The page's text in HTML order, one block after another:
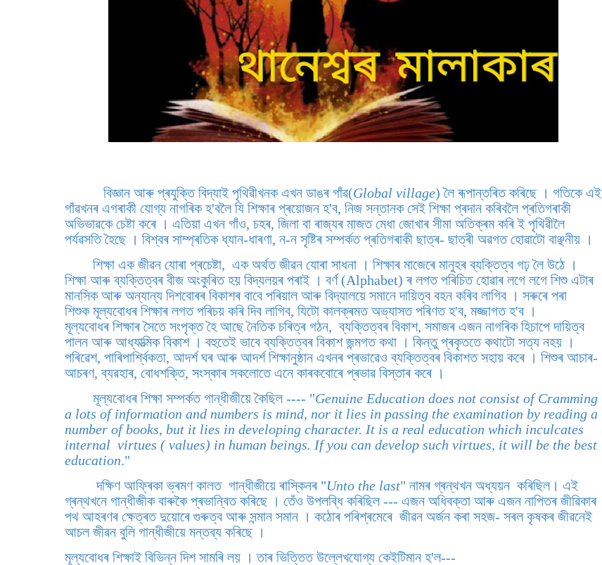
বিজ্ঞান আৰু প্ৰযুক্তি বিদ্যাই পৃথিৱীখনক এখন ডাঙৰ গাঁৱ(Global village) লৈ ৰূপান্তৰিত কৰিছে । গতিকে এই
গাঁৱখনৰ এগৰাকী যোগ্য নাগৰিক হ'বলৈ যি শিক্ষাৰ প্ৰয়োজন হ'ব, নিজ সন্তানক সেই শিক্ষা প্ৰদান কৰিবলৈ প্ৰতিগৰাকী
অভিভাৱকে চেষ্টা কৰে । এতিয়া এখন গাঁও, চহৰ, জিলা বা ৰাজ্যৰ মাজত মেধা জোখাৰ সীমা অতিক্ৰম কৰি ই পৃথিৱীলৈ
পৰ্যৱসতি হৈছে । বিশ্বৰ সাম্প্ৰতিক ধ্যান-ধাৰণা, ন-ন সৃষ্টিৰ সম্পৰ্কত প্ৰতিগৰাকী ছাত্ৰ- ছাত্ৰী অৱগত হোৱাটো বাঞ্ছনীয় ।
শিক্ষা এক জীৱন যোৰা প্ৰচেষ্টা, এক অৰ্থত জীৱন যোৰা সাধনা । শিক্ষাৰ মাজেৰে মানুহৰ ব্যক্তিত্ব গঢ় লৈ উঠে ।
শিক্ষা আৰু ব্যক্তিত্বৰ বীজ অংকুৰিত হয় বিদ্যলয়ৰ পৰাই । বৰ্ণ (Alphabet) ৰ লগত পৰিচিত হোৱাৰ লগে লগে শিশু এটাৰ
মানসিক আৰু অন্যান্য দিশবোৰৰ বিকাশৰ বাবে পৰিয়াল আৰু বিদ্যালয়ে সমানে দায়িত্ব বহন কৰিব লাগিব । সৰুৰে পৰা
শিশুক মূল্যবোধৰ শিক্ষাৰ লগত পৰিচয় কৰি দিব লাগিব, যিটো কালক্ৰমত অভ্যাসত পৰিণত হ'ব, মজ্জাগত হ'ব ।
মূল্যবোধৰ শিক্ষাৰ সৈতে সংপৃক্ত হৈ আছে নৈতিক চৰিত্ৰ গঠন, ব্যক্তিত্বৰ বিকাশ, সমাজৰ এজন নাগৰিক হিচাপে দায়িত্ব
পালন আৰু আধ্যাত্মিক বিকাশ । বহুতেই ভাবে ব্যক্তিত্বৰ বিকাশ জন্মগত কথা । কিন্তু প্ৰকৃততে কথাটো সত্য নহয় ।
পৰিৱেশ, পাৰিপাৰ্শ্বিকতা, আদৰ্শ ঘৰ আৰু আদৰ্শ শিক্ষানুষ্ঠান এখনৰ প্ৰভাৱেও ব্যক্তিত্বৰ বিকাশত সহায় কৰে । শিশুৰ আচাৰ-
আচৰণ, ব্যৱহাৰ, বোধশক্তি, সংস্কাৰ সকলোতে এনে কাৰকবোৰে প্ৰভাৱ বিস্তাৰ কৰে ।
মূল্যবোধৰ শিক্ষা সম্পৰ্কত গান্ধীজীয়ে কৈছিল ---- "Genuine Education does not consist of Cramming
a lots of information and numbers is mind, nor it lies in passing the examination by reading a
number of books, but it lies in developing character. It is a real education which inculcates
internal virtues ( values) in human beings. If you can develop such virtues, it will be the best
education."
দক্ষিণ আফ্ৰিকা ভ্ৰমণ কালত গান্ধীজীয়ে ৰাস্কিনৰ "Unto the last" নামৰ গ্ৰন্থখন অধ্যয়ন কৰিছিল। এই
গ্ৰন্থখনে গান্ধীজীক বাৰুকৈ প্ৰভান্বিত কৰিছে । তেঁও উপলব্ধি কৰিছিল --- এজন অধিবক্তা আৰু এজন নাপিতৰ জীৱিকাৰ
পথ আহৰণৰ ক্ষেত্ৰত দুয়োৰে গুৰুত্ব আৰু সন্মান সমান । কঠোৰ পৰিশ্ৰমেৰে জীৱন অৰ্জন কৰা সহজ- সৰল কৃষকৰ জীৱনেই
আচল জীৱন বুলি গান্ধীজীয়ে মন্তব্য কৰিছে ।
মূল্যবোধৰ শিক্ষাই বিভিন্ন দিশ সামৰি লয় । তাৰ ভিত্তিত উল্লেখযোগ্য কেইটিমান হ'ল---